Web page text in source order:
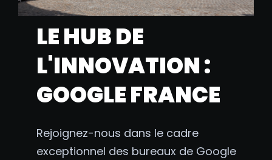
LE HUB DE
L'INNOVATION :
GOOGLE FRANCE
Rejoignez-nous dans le cadre
exceptionnel des bureaux de Google